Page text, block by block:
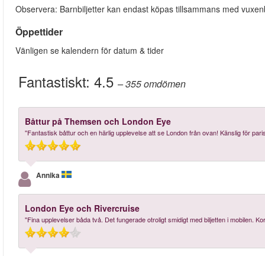
Observera: Barnbiljetter kan endast köpas tillsammans med
Öppettider
Vänligen se kalendern för datum & tider
Fantastiskt: 4.5 – 355omdömen
Båttur på Themsen och London Eye
"Fantastisk båttur och en härlig upplevelse att se London från ovan! Känslig för
Annika
London Eye och Rivercruise
"Fina upplevelser båda två. Det fungerade otroligt smidigt med biljetten i mobilen.